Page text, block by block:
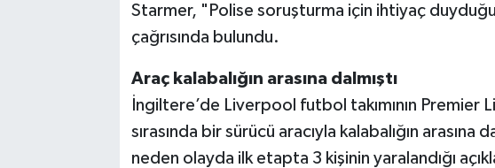
Starmer, "Polise soruşturma için ihtiyaç
çağrısında bulundu.
Araç kalabalığın arasına dalmıştı
İngiltere’de Liverpool futbol takımının Premier
sırasında bir sürücü aracıyla kalabalığın arasına
neden olayda ilk etapta 3 kişinin yaralandığı